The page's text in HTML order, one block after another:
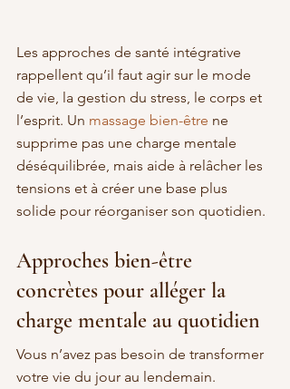
Les approches de santé intégrative
rappellent qu’il faut agir sur le mode
de vie, la gestion du stress, le corps et
l’esprit. Un massage bien-être ne
supprime pas une charge mentale
déséquilibrée, mais aide à relâcher les
tensions et à créer une base plus
solide pour réorganiser son quotidien.
Approches bien-être
concrètes pour alléger la
charge mentale au quotidien
Vous n’avez pas besoin de transformer
votre vie du jour au lendemain.